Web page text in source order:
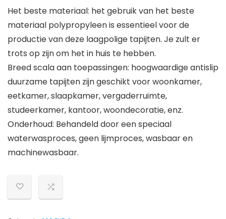
Het beste materiaal: het gebruik van het beste
materiaal polypropyleen is essentieel voor de
productie van deze laagpolige tapijten. Je zult er
trots op zijn om het in huis te hebben.
Breed scala aan toepassingen: hoogwaardige antislip
duurzame tapijten zijn geschikt voor woonkamer,
eetkamer, slaapkamer, vergaderruimte,
studeerkamer, kantoor, woondecoratie, enz.
Onderhoud: Behandeld door een speciaal
waterwasproces, geen lijmproces, wasbaar en
machinewasbaar.